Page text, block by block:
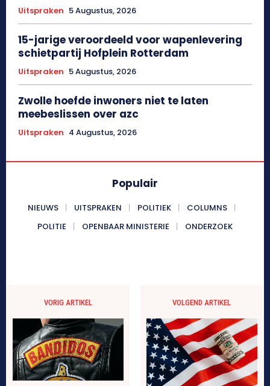
Uitspraken 5 Augustus, 2026
15-jarige veroordeeld voor wapenlevering
schietpartij Hofplein Rotterdam
Uitspraken 5 Augustus, 2026
Zwolle hoefde inwoners niet te laten
meebeslissen over azc
Uitspraken 4 Augustus, 2026
Populair
NIEUWS UITSPRAKEN POLITIEK
COLUMNS
POLITIE
OPENBAAR MINISTERIE ONDERZOEK
VORIG ARTIKEL VOLGEND ARTIKEL